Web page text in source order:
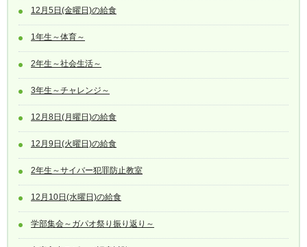
12月5日(金曜日)の給食
1年生～体育～
2年生～社会生活～
3年生～チャレンジ～
12月8日(月曜日)の給食
12月9日(火曜日)の給食
2年生～サイバー犯罪防止教室
12月10日(水曜日)の給食
学部集会～ガパオ祭り振り返り～